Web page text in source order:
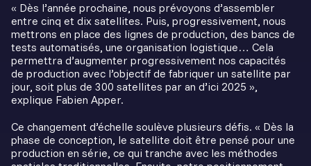
« Dès l’année prochaine, nous prévoyons d’assembler
entre cinq et dix satellites. Puis, progressivement, nous
mettrons en place des lignes de production, des bancs de
tests automatisés, une organisation logistique… Cela
permettra d’augmenter progressivement nos capacités
de production avec l’objectif de fabriquer un satellite par
jour, soit plus de 300 satellites par an d’ici 2025 »,
explique Fabien Apper.
Ce changement d’échelle soulève plusieurs défis. « Dès la
phase de conception, le satellite doit être pensé pour une
production en série, ce qui tranche avec les méthodes